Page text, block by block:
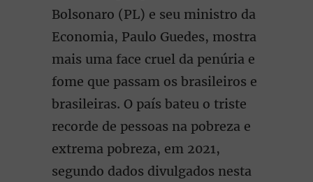
Bolsonaro (PL) e seu ministro da
Economia, Paulo Guedes, mostra
mais uma face cruel da penúria e
fome que passam os brasileiros e
brasileiras. O país bateu o triste
recorde de pessoas na pobreza e
extrema pobreza, em 2021,
segundo dados divulgados nesta